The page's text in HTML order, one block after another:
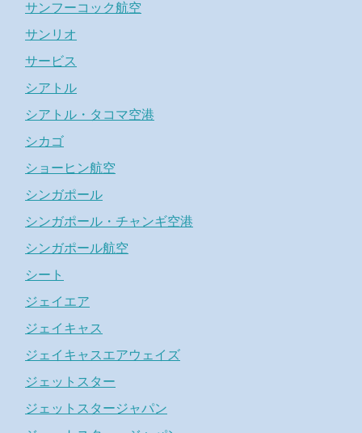
サンフーコック航空
サンリオ
サービス
シアトル
シアトル・タコマ空港
シカゴ
ショーヒン航空
シンガポール
シンガポール・チャンギ空港
シンガポール航空
シート
ジェイエア
ジェイキャス
ジェイキャスエアウェイズ
ジェットスター
ジェットスタージャパン